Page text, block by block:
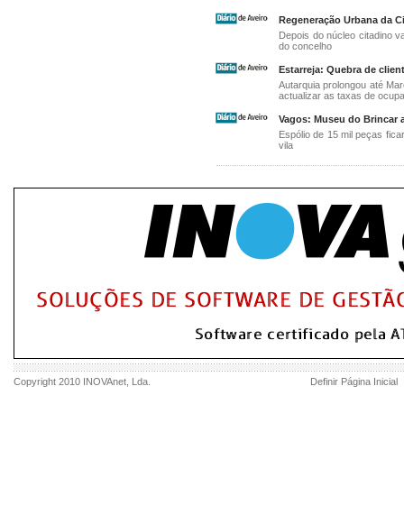
Regeneração Urbana da
Depois do núcleo citadino
do concelho
Estarreja: Quebra de
Autarquia prolongou até
actualizar as taxas de
Vagos: Museu do Brincar
Espólio de 15 mil peças
vila
Copyright 2010 INOVAnet , Lda. Definir Página Inicial